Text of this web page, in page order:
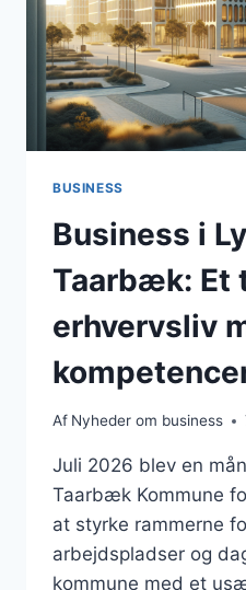
BUSINESS
Business i
Taarbæk:
erhvervsliv
Af Nyheder om business
Juli 2026 blev en
Taarbæk Kommune
at styrke rammerne
arbejdspladser og
kommune med et